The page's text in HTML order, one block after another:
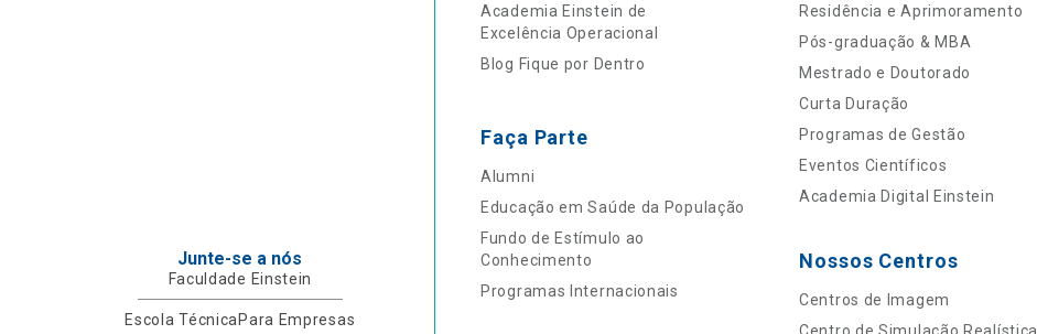
Junte-se a nós
Faculdade Einstein
Escola Técnica Para Empresas
Academia Einstein de
Excelência Operacional
Blog Fique por Dentro
Faça Parte
Alumni
Educação em Saúde da População
Fundo de Estímulo ao
Conhecimento
Programas Internacionais
Residência e Aprimoramento
Pós-graduação & MBA
Mestrado e Doutorado
Curta Duração
Programas de Gestão
Eventos Científicos
Academia Digital Einstein
Nossos Centros
Centros de Imagem